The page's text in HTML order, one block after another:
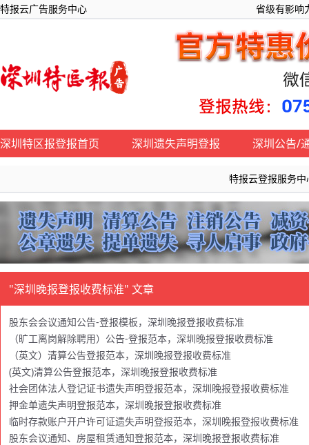
特报云广告服务中心 省级有影响
深圳特区报登报首页 深圳遗失声明登报 深圳公告/
特报云登报服务中
"深圳晚报登报收费标准" 文章
股东会会议通知公告-登报模板，深圳晚报登报收费标准
（旷工离岗解除聘用）公告-登报范本，深圳晚报登报收费标准
（英文）清算公告登报范本，深圳晚报登报收费标准
(英文)清算公告登报范本，深圳晚报登报收费标准
社会团体法人登记证书遗失声明登报范本，深圳晚报登报收费标准
押金单遗失声明登报范本，深圳晚报登报收费标准
临时存款账户开户许可证遗失声明登报范本，深圳晚报登报收费标准
股东会议通知、房屋租赁通知登报范本，深圳晚报登报收费标准